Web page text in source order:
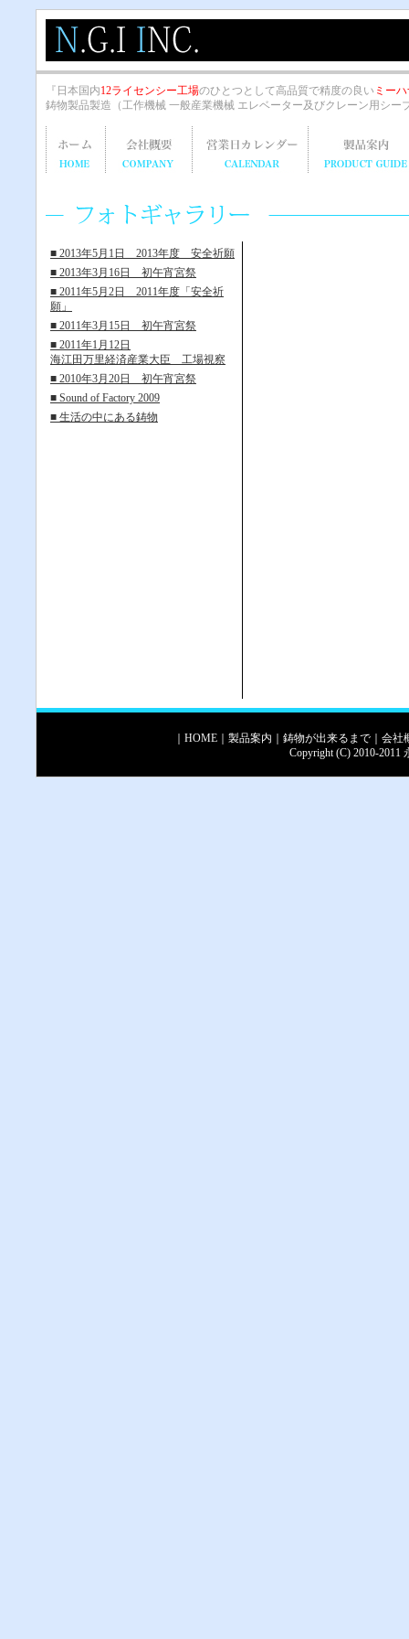
『日本国内12ライセンシー工場のひとつとして高品質で精度の良い ミー
鋳物製品製造（工作機械 一般産業機械 エレベーター及びクレーン用シ
■ 2013年5月1日 2013年度 安全祈願
■ 2013年3月16日 初午宵宮祭
■ 2011年5月2日 2011年度「安全祈
願」
■ 2011年3月15日 初午宵宮祭
■ 2011年1月12日
海江田万里経済産業大臣 工場視察
■ 2010年3月20日 初午宵宮祭
■ Sound of Factory 2009
■ 生活の中にある鋳物
HOME 製品案内 鋳物が出来るまで
会社
Copyright (C) 2010-2011